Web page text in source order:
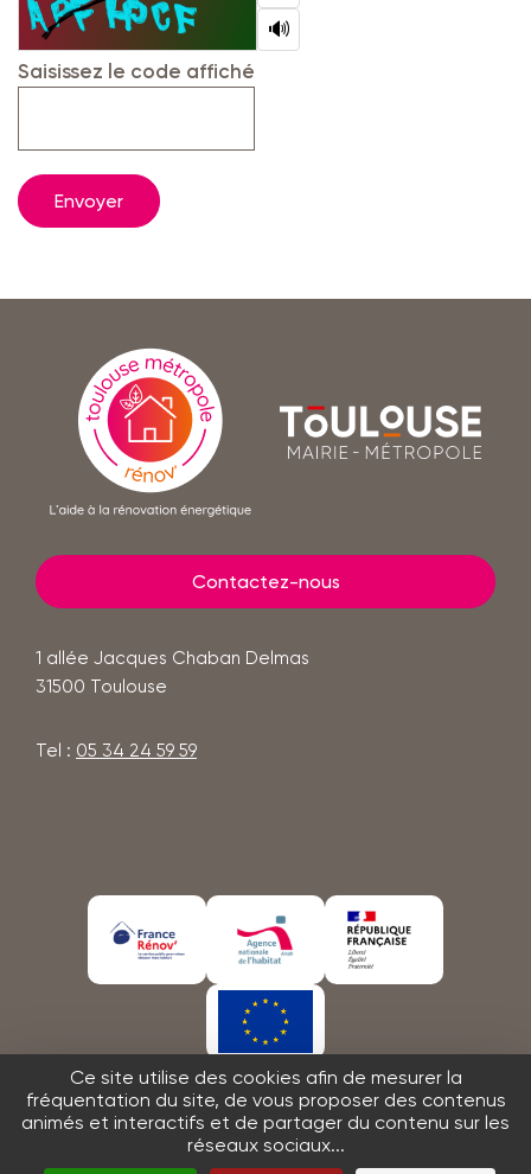
Ce site utilise des cookies afin de mesurer la
fréquentation du site, de vous proposer des contenus
animés et interactifs et de partager du contenu sur les
réseaux sociaux...
🔊
Saisissez le code affiché
En
savoir
plus
Toulouse
mairie
Contactez-nous
1 allée Jacques Chaban Delmas
31500 Toulouse
Tel : 05 34 24 59 59
En
savoir
plus
plus
savoir
plus
Nous contacterCrédits et mentions légales